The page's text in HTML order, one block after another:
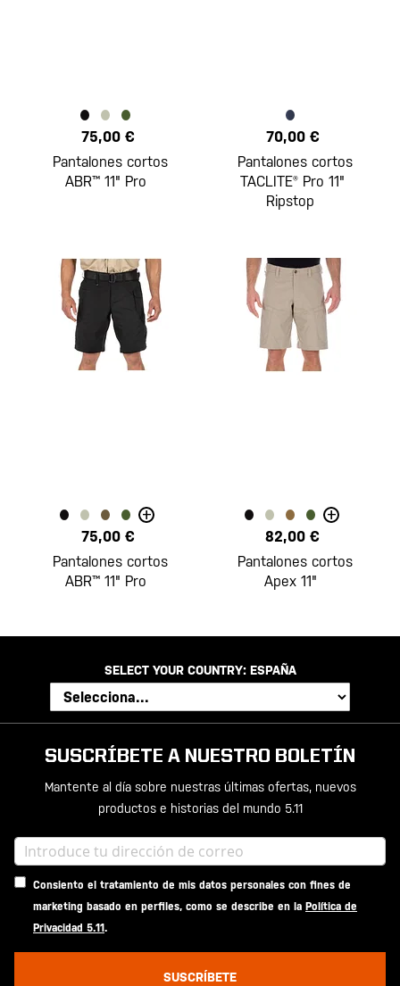
75,00 €
Pantalones cortos
ABR™ 11" Pro
70,00 €
Pantalones cortos
TACLITE® Pro 11"
Ripstop
+
75,00 €
Pantalones cortos
ABR™ 11" Pro
+
82,00 €
Pantalones cortos
Apex 11"
SELECT YOUR COUNTRY: ESPAÑA
SUSCRÍBETE A NUESTRO BOLETÍN
Mantente al día sobre nuestras últimas ofertas, nuevos
productos e historias del mundo 5.11
Consiento el tratamiento de mis datos personales con fines de
marketing basado en perfiles, como se describe en la Política de
Privacidad 5.11.
SUSCRÍBETE